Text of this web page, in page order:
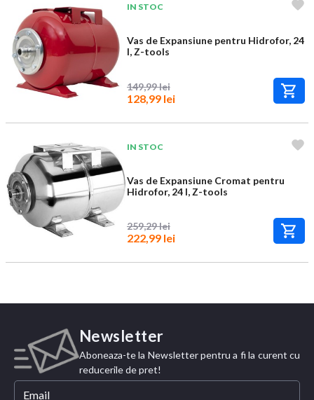
IN STOC
Vas de Expansiune pentru Hidrofor, 24
l, Z-tools
149,99 lei
128,99 lei
IN STOC
Vas de Expansiune Cromat pentru
Hidrofor, 24 l, Z-tools
259,29 lei
222,99 lei
Newsletter
Aboneaza-te la Newsletter pentru a fi la curent cu
reducerile de pret!